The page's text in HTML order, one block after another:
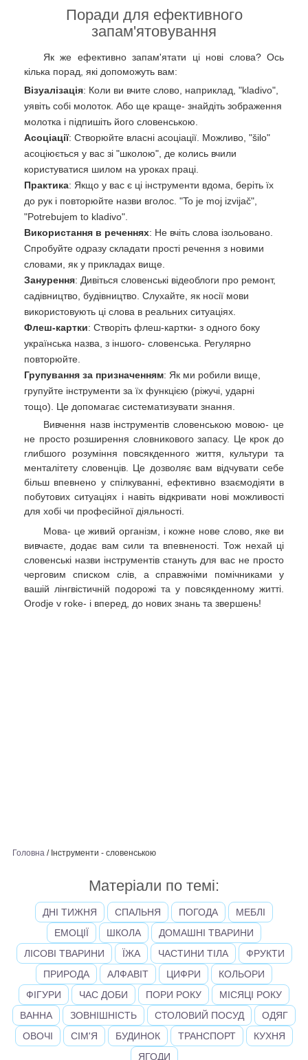
Поради для ефективного
запам'ятовування
Як же ефективно запам'ятати ці нові слова? Ось
кілька порад, які допоможуть вам:
Візуалізація: Коли ви вчите слово, наприклад, "kladivo",
уявіть собі молоток. Або ще краще- знайдіть зображення
молотка і підпишіть його словенською.
Асоціації: Створюйте власні асоціації. Можливо, "šilo"
асоціюється у вас зі "школою", де колись вчили
користуватися шилом на уроках праці.
Практика: Якщо у вас є ці інструменти вдома, беріть їх
до рук і повторюйте назви вголос. "To je moj izvijač",
"Potrebujem to kladivo".
Використання в реченнях: Не вчіть слова ізольовано.
Спробуйте одразу складати прості речення з новими
словами, як у прикладах вище.
Занурення: Дивіться словенські відеоблоги про ремонт,
садівництво, будівництво. Слухайте, як носії мови
використовують ці слова в реальних ситуаціях.
Флеш-картки: Створіть флеш-картки- з одного боку
українська назва, з іншого- словенська. Регулярно
повторюйте.
Групування за призначенням: Як ми робили вище,
групуйте інструменти за їх функцією (ріжучі, ударні
тощо). Це допомагає систематизувати знання.
Вивчення назв інструментів словенською мовою- це
не просто розширення словникового запасу. Це крок до
глибшого розуміння повсякденного життя, культури та
менталітету словенців. Це дозволяє вам відчувати себе
більш впевнено у спілкуванні, ефективно взаємодіяти в
побутових ситуаціях і навіть відкривати нові можливості
для хобі чи професійної діяльності.
Мова- це живий організм, і кожне нове слово, яке ви
вивчаєте, додає вам сили та впевненості. Тож нехай ці
словенські назви інструментів стануть для вас не просто
черговим списком слів, а справжніми помічниками у
вашій лінгвістичній подорожі та у повсякденному житті.
Orodje v roke- і вперед, до нових знань та звершень!
Головна / Інструменти - словенською
Матеріали по темі:
ДНІ ТИЖНЯ СПАЛЬНЯ ПОГОДА
МЕБЛІ
ЕМОЦІЇ
ШКОЛА
ДОМАШНІ ТВАРИНИ
ЛІСОВІ ТВАРИНИ
ЇЖА ЧАСТИНИ ТІЛА
ФРУКТИ
ПРИРОДА
АЛФАВІТ ЦИФРИ
КОЛЬОРИ
ФІГУРИ
ЧАС ДОБИ ПОРИ РОКУ
МІСЯЦІ РОКУ
ВАННА
ЗОВНІШНІСТЬ СТОЛОВИЙ ПОСУД
ОДЯГ
ОВОЧІ
СІМ'Я БУДИНОК ТРАНСПОРТ
КУХНЯ
ЯГОДИ